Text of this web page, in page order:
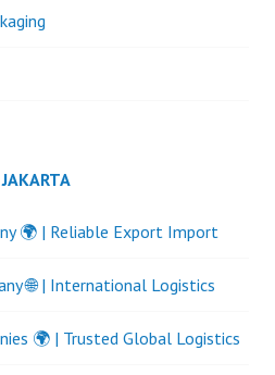
🌍 | Reliable Export Import
🌐 | International Logistics
🌍 | Trusted Global Logistics